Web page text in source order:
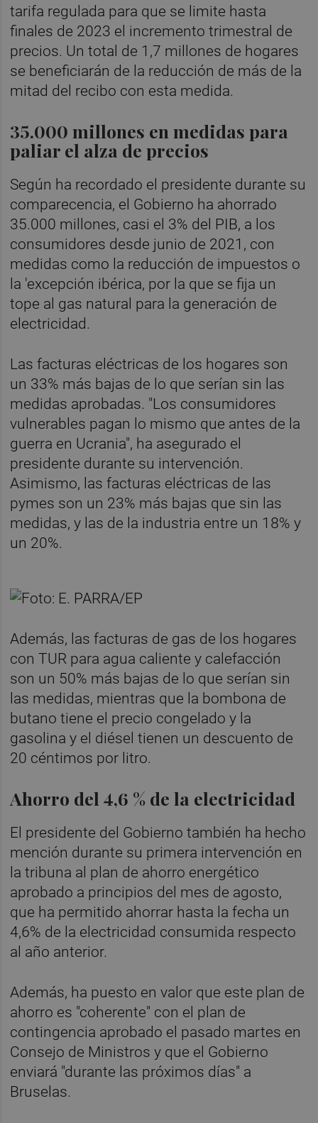
tarifa regulada para que se limite hasta
finales de 2023 el incremento trimestral de
precios. Un total de 1,7 millones de hogares
se beneficiarán de la reducción de más de la
mitad del recibo con esta medida.
35.000 millones en medidas para
paliar el alza de precios
Según ha recordado el presidente durante su
comparecencia, el Gobierno ha ahorrado
35.000 millones, casi el 3% del PIB, a los
consumidores desde junio de 2021, con
medidas como la reducción de impuestos o
la 'excepción ibérica, por la que se fija un
tope al gas natural para la generación de
electricidad.
Las facturas eléctricas de los hogares son
un 33% más bajas de lo que serían sin las
medidas aprobadas. "Los consumidores
vulnerables pagan lo mismo que antes de la
guerra en Ucrania", ha asegurado el
presidente durante su intervención.
Asimismo, las facturas eléctricas de las
pymes son un 23% más bajas que sin las
medidas, y las de la industria entre un 18% y
un 20%.
Además, las facturas de gas de los hogares
con TUR para agua caliente y calefacción
son un 50% más bajas de lo que serían sin
las medidas, mientras que la bombona de
butano tiene el precio congelado y la
gasolina y el diésel tienen un descuento de
20 céntimos por litro.
Ahorro del 4,6 % de la electricidad
El presidente del Gobierno también ha hecho
mención durante su primera intervención en
la tribuna al plan de ahorro energético
aprobado a principios del mes de agosto,
que ha permitido ahorrar hasta la fecha un
4,6% de la electricidad consumida respecto
al año anterior.
Además, ha puesto en valor que este plan de
ahorro es "coherente" con el plan de
contingencia aprobado el pasado martes en
Consejo de Ministros y que el Gobierno
enviará "durante las próximos días" a
Bruselas.